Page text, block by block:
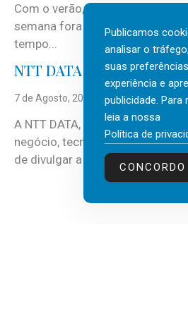
Com o verão, chegam também
semana fora e os dias em que a
tempo...
NTT DATA Insurtech
7 de Agosto, 2026
A NTT DATA, consultora global
negócio, tecnologia e
de divulgar a mais recente...
Publicamos
analisar o
suas
experiência e
publicidade.
leia a nossa
Política de
CONCORDO